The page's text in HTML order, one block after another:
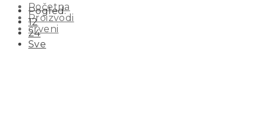
Početna
Proizvodi
crveni
Pogled:
12
24
Sve